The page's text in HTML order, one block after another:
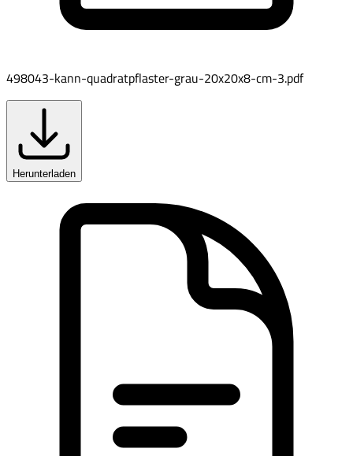
498043-kann-quadratpflaster-grau-20x20x8-cm-3.pdf
Herunterladen